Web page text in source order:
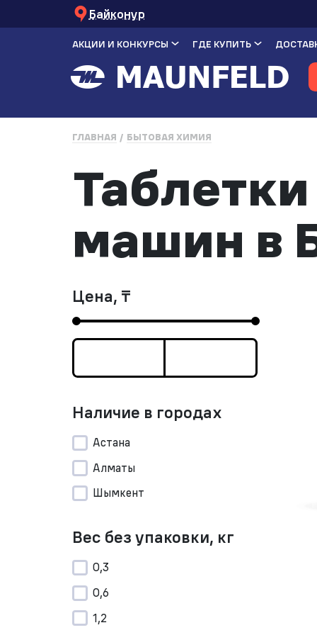
Байконур
АКЦИИ И КОНКУРСЫ ГДЕ КУПИТЬ
ГЛАВНАЯ БЫТОВАЯ ХИМИЯ
машин в
Цена, ₸
Наличие в городах
Астана
Алматы
Шымкент
Вес без упаковки, кг
0,3
0,6
1,2